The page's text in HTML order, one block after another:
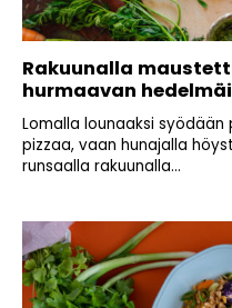
Rakuunalla
hurmaavan
Lomalla lounaaksi
pizzaa, vaan hunajalla
runsaalla rakuunalla...